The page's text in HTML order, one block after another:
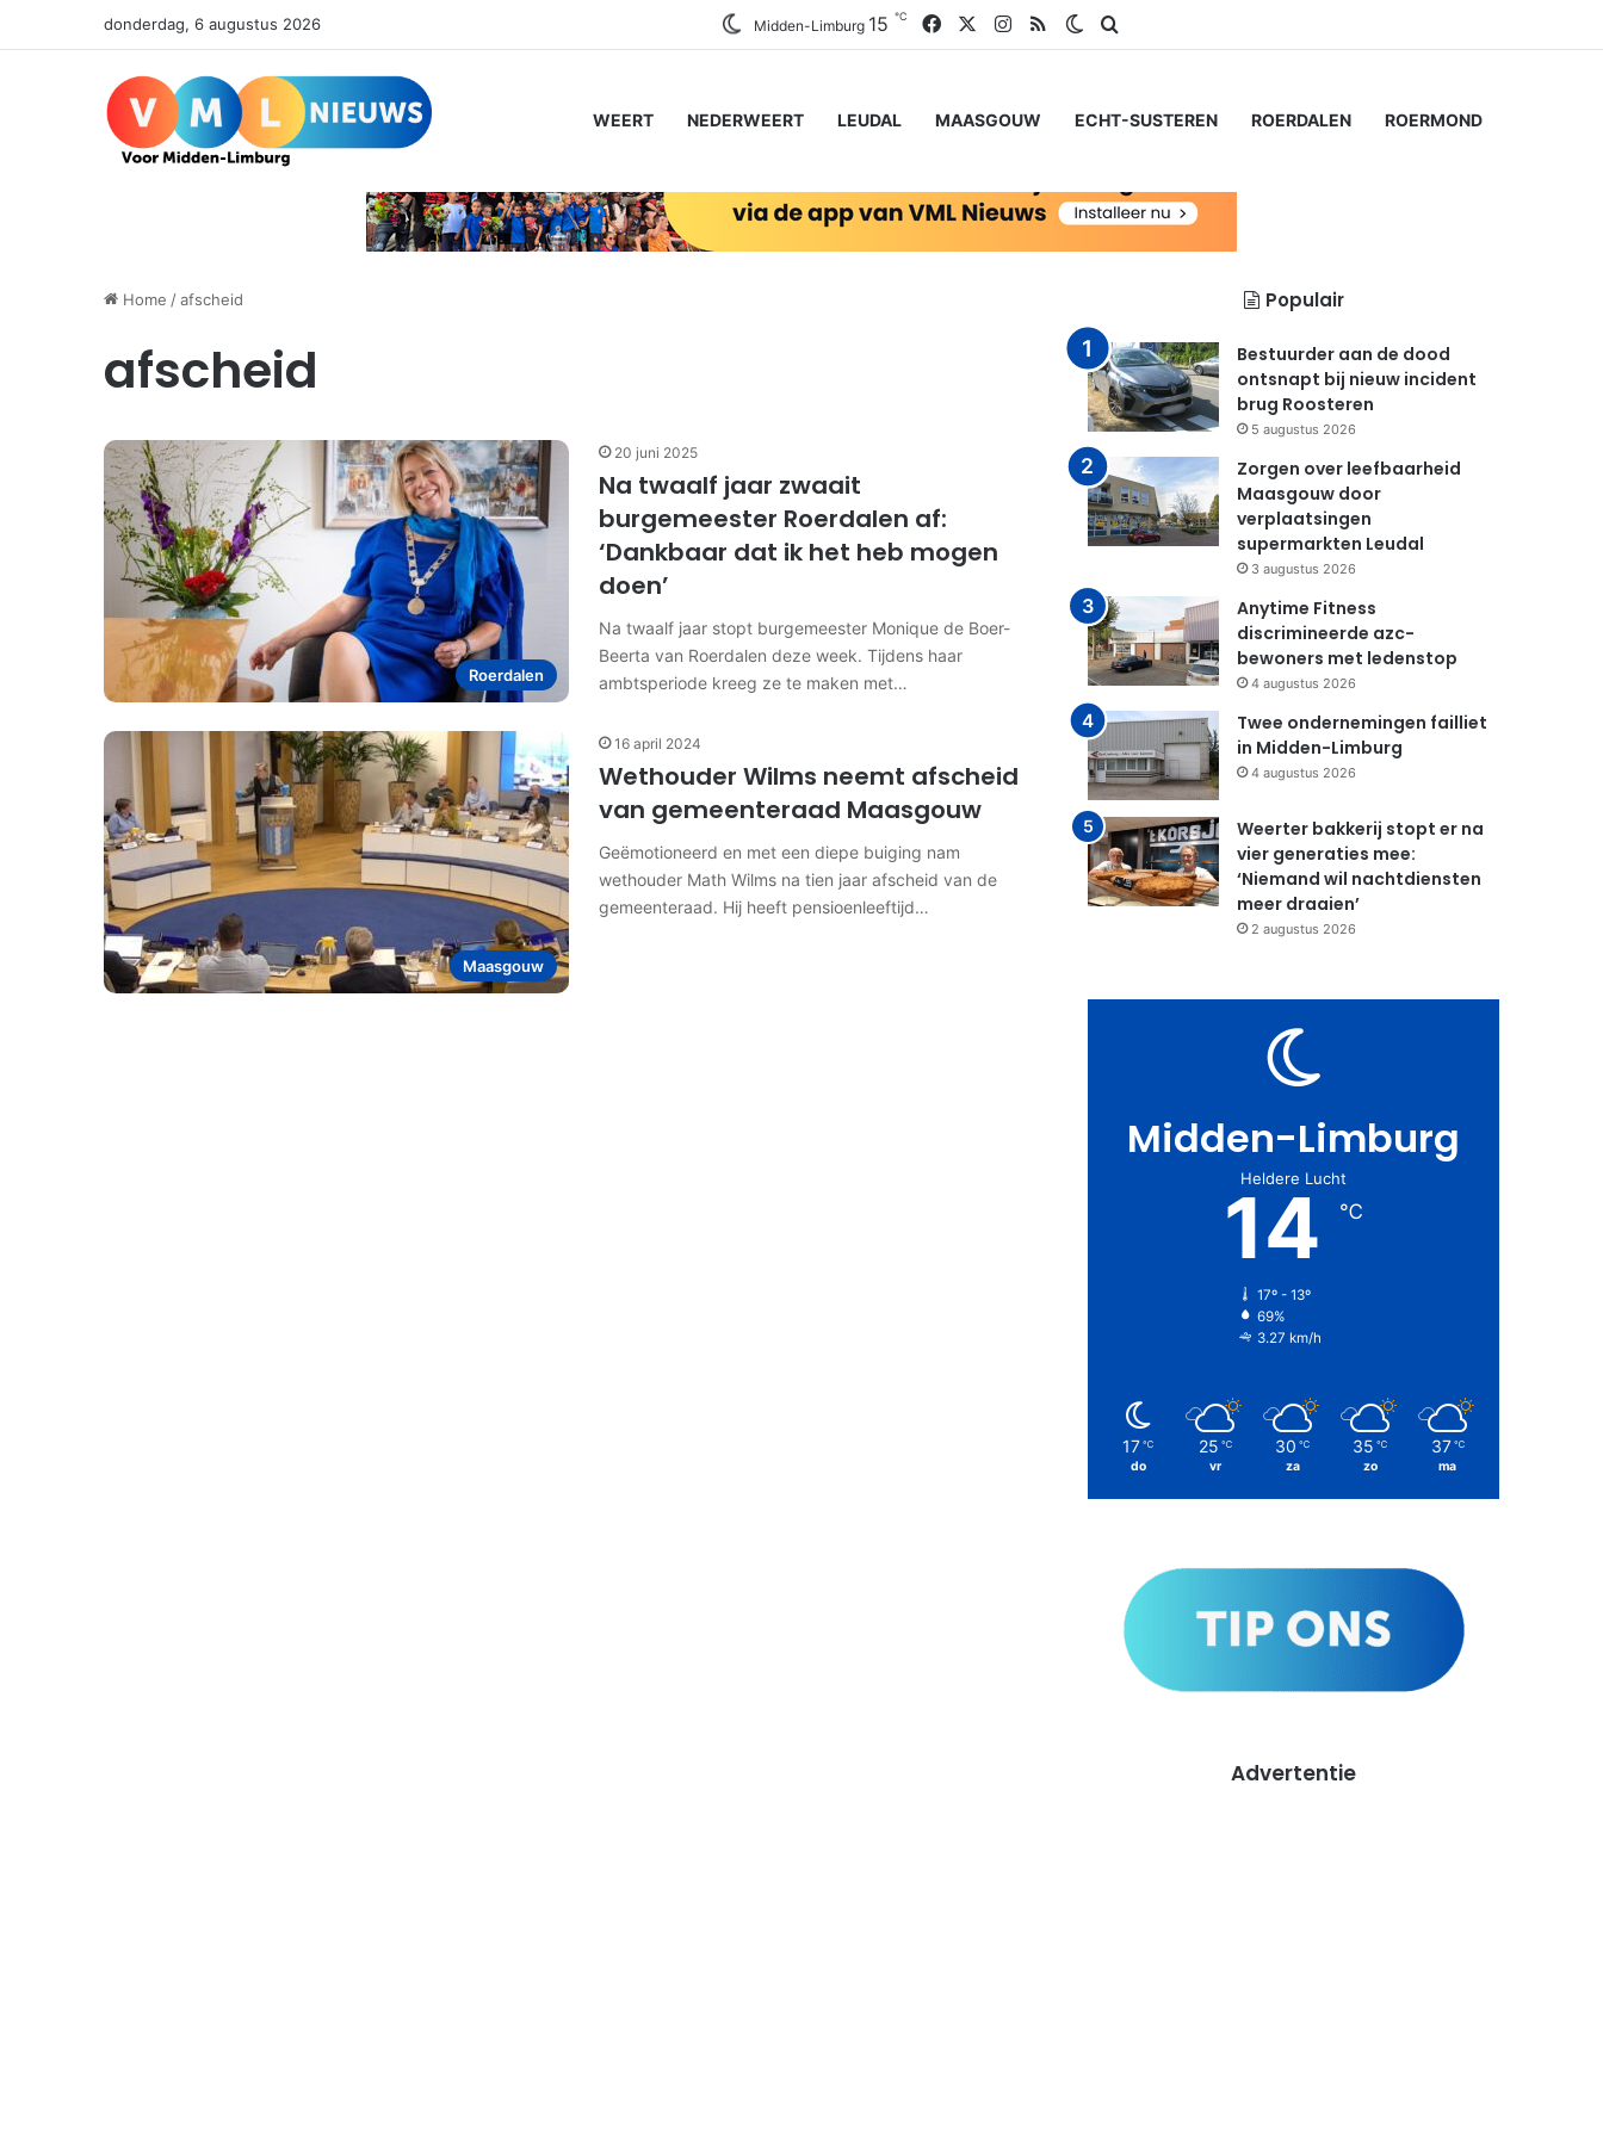
donderdag, 6 augustus 2026 Midden-Limburg 15 ℃ FacebookInstagram
RSSSwitch skin
WEERT NEDERWEERT LEUDAL MAASGOUW ECHT-SUSTEREN ROERDALEN ROERMOND
Home /afscheid
afscheid
Roerdalen
20 juni 2025
Na twaalf jaar zwaait
burgemeester Roerdalen af:
‘Dankbaar dat ik het heb mogen
doen’
Na twaalf jaar stopt burgemeester Monique de Boer-
Beerta van Roerdalen deze week. Tijdens haar
ambtsperiode kreeg ze te maken met…
Maasgouw
16 april 2024
Wethouder Wilms neemt afscheid
van gemeenteraad Maasgouw
Geëmotioneerd en met een diepe buiging nam
wethouder Math Wilms na tien jaar afscheid van de
gemeenteraad. Hij heeft pensioenleeftijd…
Populair
Bestuurder aan de dood
ontsnapt bij nieuw incident
brug Roosteren
5 augustus 2026
Zorgen over leefbaarheid
Maasgouw door
verplaatsingen
supermarkten Leudal
3 augustus 2026
Anytime Fitness
discrimineerde azc-
bewoners met ledenstop
4 augustus 2026
Twee ondernemingen failliet
in Midden-Limburg
4 augustus 2026
Weerter bakkerij stopt er na
vier generaties mee:
‘Niemand wil nachtdiensten
meer draaien’
2 augustus 2026
Midden-Limburg
Heldere Lucht
14 ℃
17º - 13º
69%
3.27 km/h
17 ℃
do
25 ℃
vr
30 ℃
za
35 ℃
zo
37 ℃
ma
Advertentie